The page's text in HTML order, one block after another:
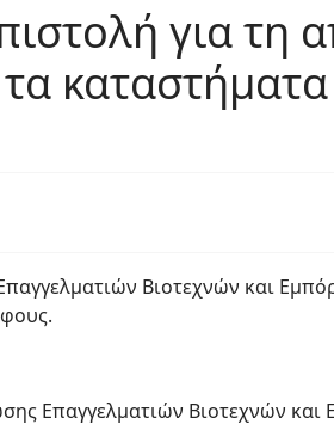
για
τα
Βιοτεχνών και
Επαγγελματιών Βιοτεχνών και